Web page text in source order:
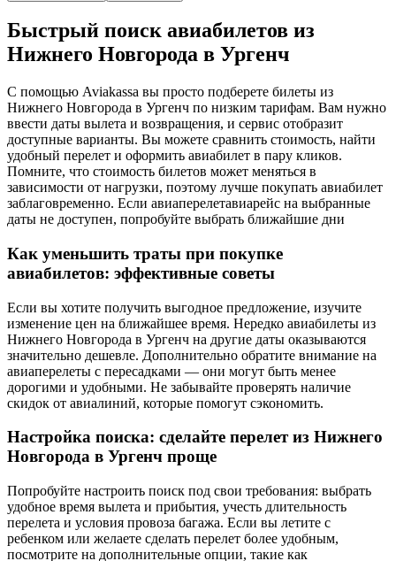
Быстрый поиск авиабилетов из
Нижнего Новгорода в Ургенч
С помощью Aviakassa вы просто подберете билеты из
Нижнего Новгорода в Ургенч по низким тарифам. Вам нужно
ввести даты вылета и возвращения, и сервис отобразит
доступные варианты. Вы можете сравнить стоимость, найти
удобный перелет и оформить авиабилет в пару кликов.
Помните, что стоимость билетов может меняться в
зависимости от нагрузки, поэтому лучше покупать авиабилет
заблаговременно. Если авиаперелетавиарейс на выбранные
даты не доступен, попробуйте выбрать ближайшие дни
Как уменьшить траты при покупке
авиабилетов: эффективные советы
Если вы хотите получить выгодное предложение, изучите
изменение цен на ближайшее время. Нередко авиабилеты из
Нижнего Новгорода в Ургенч на другие даты оказываются
значительно дешевле. Дополнительно обратите внимание на
авиаперелеты с пересадками — они могут быть менее
дорогими и удобными. Не забывайте проверять наличие
скидок от авиалиний, которые помогут сэкономить.
Настройка поиска: сделайте перелет из Нижнего
Новгорода в Ургенч проще
Попробуйте настроить поиск под свои требования: выбрать
удобное время вылета и прибытия, учесть длительность
перелета и условия провоза багажа. Если вы летите с
ребенком или желаете сделать перелет более удобным,
посмотрите на дополнительные опции, такие как